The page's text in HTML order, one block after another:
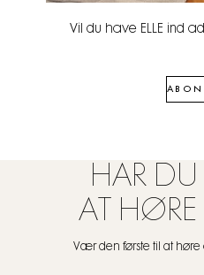
Vil du have ELLE ind
HAR DU
AT HØRE
Vær den første til at